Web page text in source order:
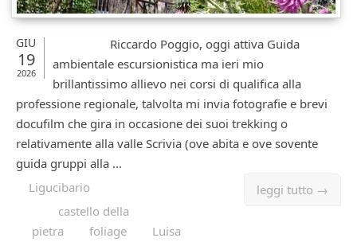
GIU
19
2026
Riccardo Poggio, oggi attiva Guida
ambientale escursionistica ma ieri mio
brillantissimo allievo nei corsi di qualifica alla
professione regionale, talvolta mi invia fotografie e brevi
docufilm che gira in occasione dei suoi trekking o
relativamente alla valle Scrivia (ove abita e ove sovente
guida gruppi alla ...
leggi tutto →
Ligucibario
castello della
pietra
foliage
Luisa